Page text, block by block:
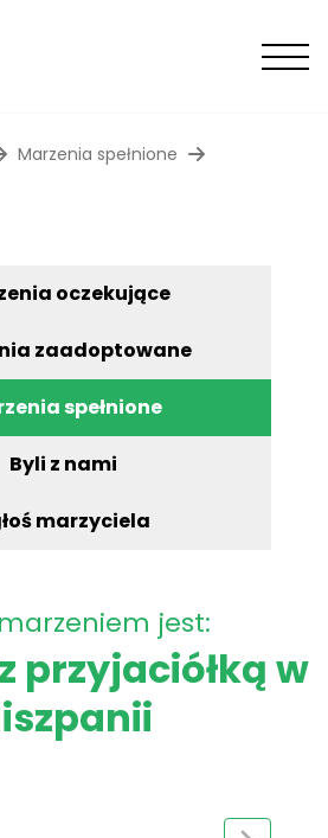
Marzenia spełnione
oczekujące
zaadoptowane
spełnione
Byli z nami
marzyciela
jest:
przyjaciółką w